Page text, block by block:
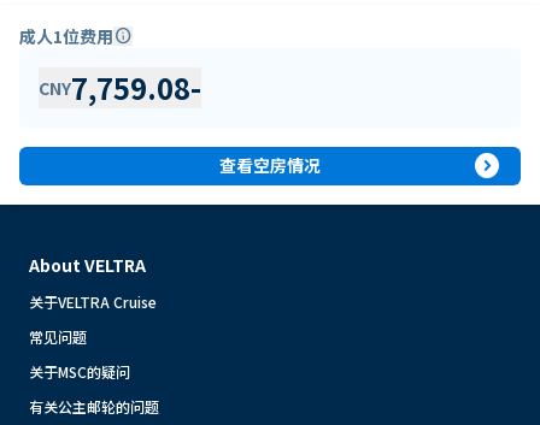
成人1位费用info
CNY7,759.08-
查看空房情况 expand_circle_right
About VELTRA
关于VELTRA Cruise
常见问题
关于MSC的疑问
有关公主邮轮的问题